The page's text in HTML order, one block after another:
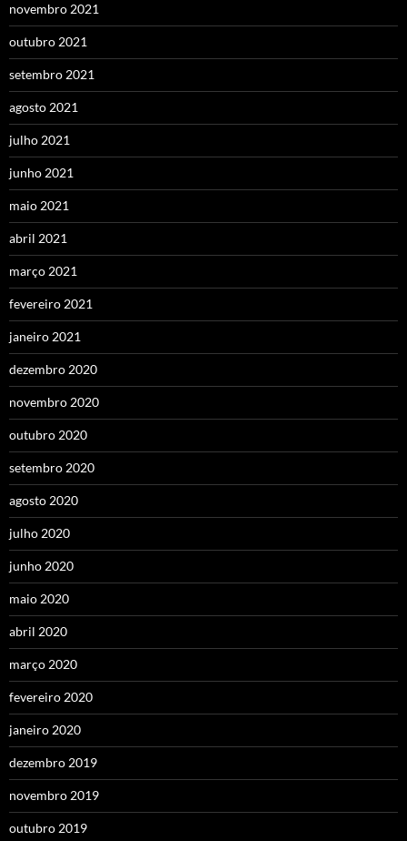
novembro 2021
outubro 2021
setembro 2021
agosto 2021
julho 2021
junho 2021
maio 2021
abril 2021
março 2021
fevereiro 2021
janeiro 2021
dezembro 2020
novembro 2020
outubro 2020
setembro 2020
agosto 2020
julho 2020
junho 2020
maio 2020
abril 2020
março 2020
fevereiro 2020
janeiro 2020
dezembro 2019
novembro 2019
outubro 2019